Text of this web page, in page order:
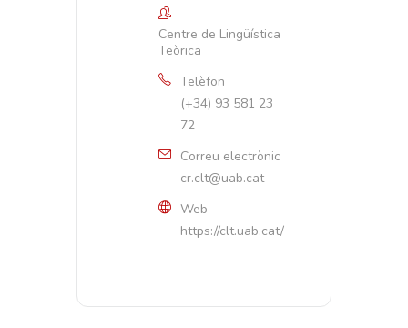
Centre de Lingüística
Teòrica
Telèfon
(+34) 93 581 23
72
Correu electrònic
cr.clt@uab.cat
Web
https://clt.uab.cat/